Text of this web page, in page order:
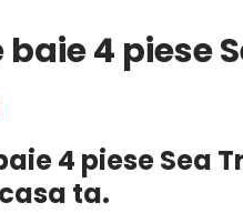
baie 4 piese
4 piese Sea
ta.